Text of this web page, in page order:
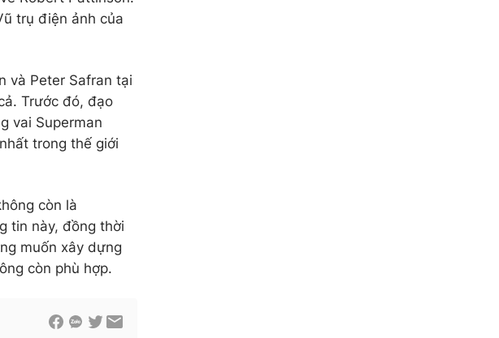
trụ điện ảnh của
và Peter Safran tại
Trước đó, đạo
vai Superman
trong thế giới
còn là
tin này, đồng thời
muốn xây dựng
còn phù hợp.